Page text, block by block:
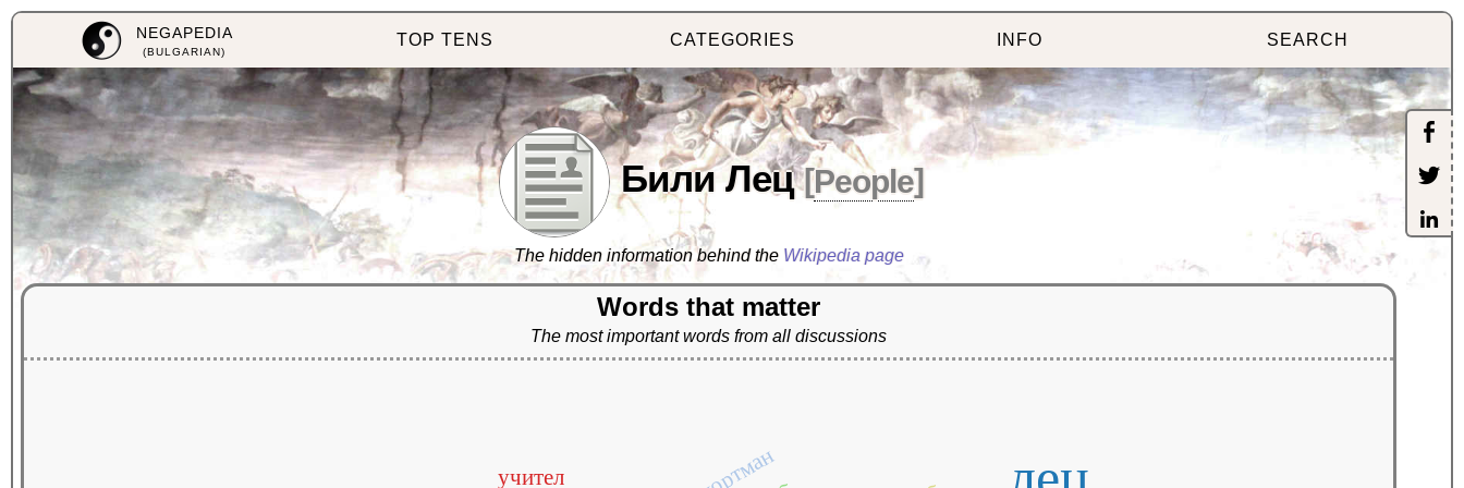
NEGAPEDIA
(BULGARIAN)
TOP TENS CATEGORIES INFO SEARCH
Били Лец [People]
The hidden information behind the Wikipedia page
Words that matter
The most important words from all discussions
портман
учител